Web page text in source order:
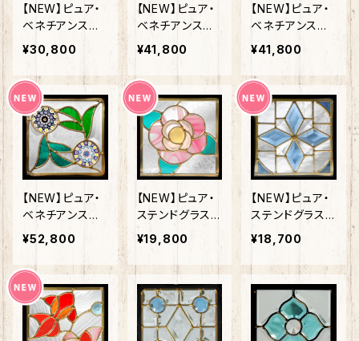
【NEW】ピュア・
ベネチアンステ
ンドグラスSH-V
¥30,800
【NEW】ピュア・
ベネチアンステ
ンドグラスSH-V
D16
¥41,800
【NEW】ピュア・
ベネチアンステ
ンドグラスSH-V
¥41,800
【NEW】ピュア・
ベネチアンステ
ンドグラスSH-V
D28
¥52,800
【NEW】ピュア・
ステンドグラスS
H-D53
¥19,800
【NEW】ピュア・
ステンドグラスS
H-D54
¥18,700